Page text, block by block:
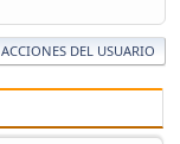
ACCIONES DEL USUARIO